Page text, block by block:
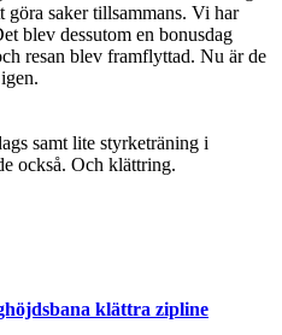
saker tillsammans. Vi har
blev dessutom en bonusdag
resan blev framflyttad. Nu är de
samt lite styrketräning i
också. Och klättring.
klättra zipline